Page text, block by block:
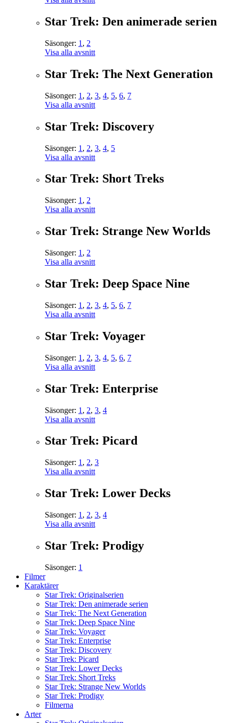
Star Trek: Den animerade serien
Säsonger: 1 , 2
Visa alla avsnitt
Star Trek: The Next Generation
Säsonger: 1 , 2, 3, 4, 5, 6, 7
Visa alla avsnitt
Star Trek: Discovery
Säsonger: 1 , 2, 3, 4, 5
Visa alla avsnitt
Star Trek: Short Treks
Säsonger: 1 , 2
Visa alla avsnitt
Star Trek: Strange New Worlds
Säsonger: 1 , 2
Visa alla avsnitt
Star Trek: Deep Space Nine
Säsonger: 1 , 2, 3, 4, 5, 6, 7
Visa alla avsnitt
Star Trek: Voyager
Säsonger: 1 , 2, 3, 4, 5, 6, 7
Visa alla avsnitt
Star Trek: Enterprise
Säsonger: 1 , 2, 3, 4
Visa alla avsnitt
Star Trek: Picard
Säsonger: 1 , 2, 3
Visa alla avsnitt
Star Trek: Lower Decks
Säsonger: 1 , 2, 3, 4
Visa alla avsnitt
Star Trek: Prodigy
Säsonger: 1
Filmer
Karaktärer
Star Trek: Originalserien
Star Trek: Den animerade serien
Star Trek: The Next Generation
Star Trek: Deep Space Nine
Star Trek: Voyager
Star Trek: Enterprise
Star Trek: Discovery
Star Trek: Picard
Star Trek: Lower Decks
Star Trek: Short Treks
Star Trek: Strange New Worlds
Star Trek: Prodigy
Filmerna
Arter